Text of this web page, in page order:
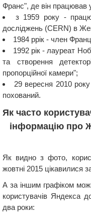
Франс", де він працював
з 1959 року -
досліджень (CERN) в
1984 ррік - член
1992 рік - лауреат
та створення
пропорційної камери";
29 вересня 2010
похований.
Як часто
інформацію про
Як видно з фото,
жовтні 2015 цікавилися
А за іншим графіком
користувачів Яндекса
два роки: